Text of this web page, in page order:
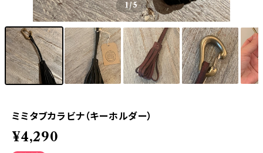
1/5
ミミタブカラビナ（キーホルダー）
¥4,290